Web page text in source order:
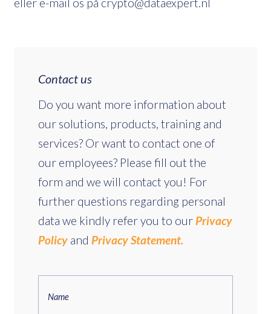
Contact us
Do you want more information about
our solutions, products, training and
services? Or want to contact one of
our employees? Please fill out the
form and we will contact you! For
further questions regarding personal
data we kindly refer you to our Privacy
Policy and Privacy Statement.